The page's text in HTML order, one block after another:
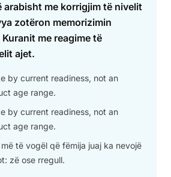
arabisht me korrigjim të nivelit
zotëron memorizimin
me reagime të
ajet.
by current readiness, not an
age range.
by current readiness, not an
age range.
të vogël që fëmija juaj ka nevojë
zë ose rregull.